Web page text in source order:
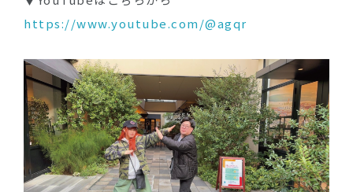
https://www.youtube.com/@agqr